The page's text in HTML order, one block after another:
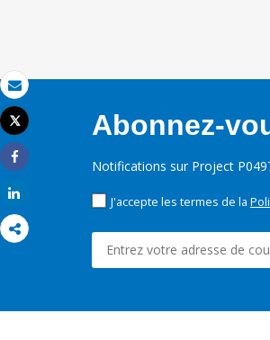
Email
Imprimer
Tweet
Share
Abonnez-
Notifications sur Project
J'accepte les termes de la